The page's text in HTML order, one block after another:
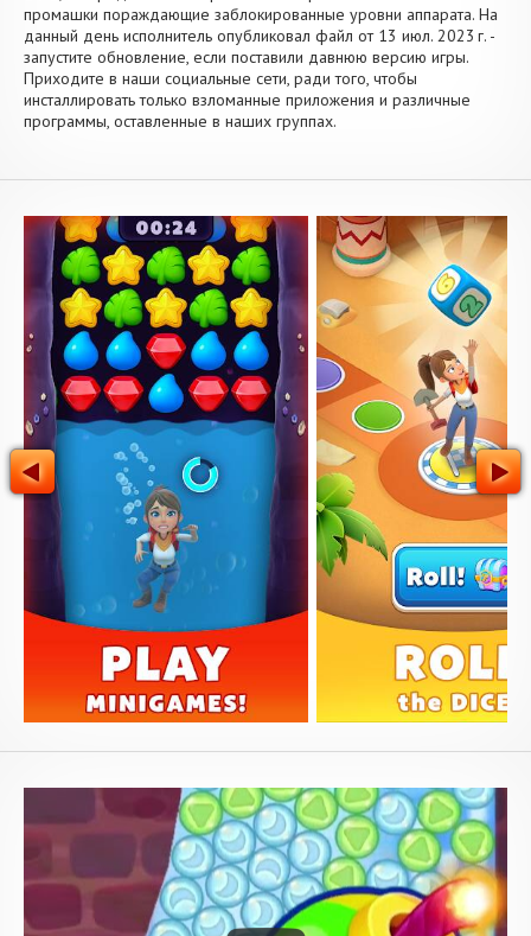
промашки пораждающие заблокированные уровни аппарата. На
данный день исполнитель опубликовал файл от 13 июл. 2023 г. -
запустите обновление, если поставили давнюю версию игры.
Приходите в наши социальные сети, ради того, чтобы
инсталлировать только взломанные приложения и различные
программы, оставленные в наших группах.